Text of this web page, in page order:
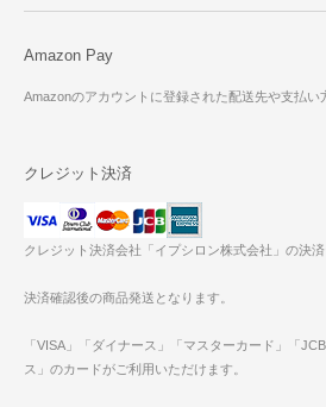
Amazon Pay
Amazonのアカウントに登録された配送先や支払い
クレジット決済
クレジット決済会社「イプシロン株式会社」の決
決済確認後の商品発送となります。
「VISA」「ダイナース」「マスターカード」「
ス」のカードがご利用いただけます。